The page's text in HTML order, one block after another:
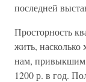
последней
Просторность
жить, насколько
нам, привыкшим
1200 р. в год.